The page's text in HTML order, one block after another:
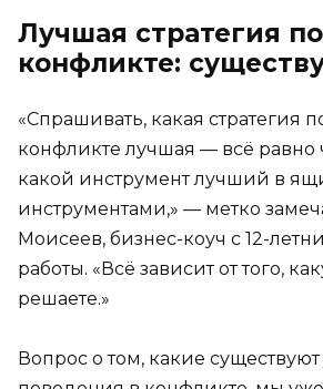
Лучшая стратегия
конфликте:
«Спрашивать, какая стратегия
конфликте лучшая — всё равно
какой инструмент лучший в
инструментами,» — метко
Моисеев, бизнес-коуч с 12-
работы. «Всё зависит от того,
решаете.»
Вопрос о том, какие существуют